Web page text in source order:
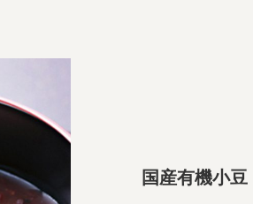
国産有機小豆